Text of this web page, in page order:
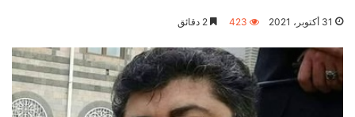
31 أكتوبر، 2021 423